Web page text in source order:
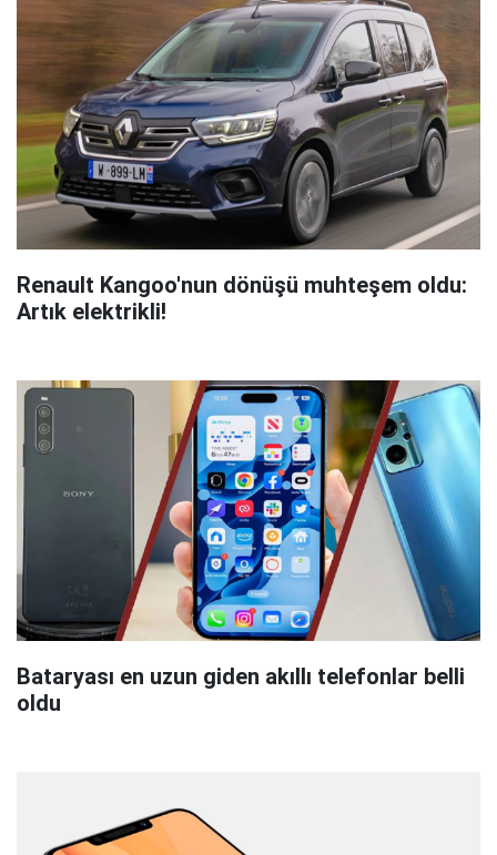
Renault Kangoo'nun dönüşü muhteşem oldu:
Artık elektrikli!
Bataryası en uzun giden akıllı telefonlar belli
oldu